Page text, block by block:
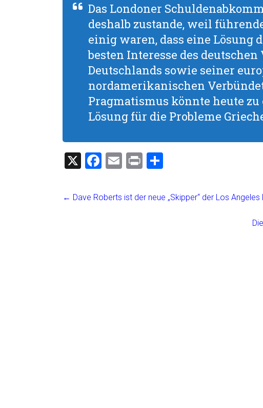
Das Londoner
deshalb zustande, weil
einig waren, dass eine Lösung
besten Interesse des deutschen
Deutschlands sowie seiner
nordamerikanischen
Pragmatismus könnte heute
Lösung für die Probleme
X
F
ce
E
ai
Pr
t
e
← Dave Roberts ist der neue „Skipper“ der Los Angeles